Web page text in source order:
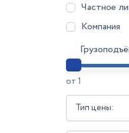
Частное
Компания
от 1
Тип цены: